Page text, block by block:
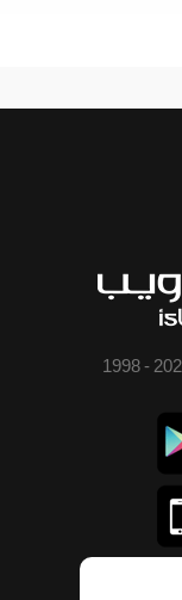
جميع الحقوق محفوظة © 2026 - 1998